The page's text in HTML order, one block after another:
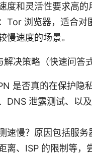
度和灵活性要求高的
Tor 浏览器，适合对
慢速度的场景。
决策略（快速问答式
是否真的在保护隐
DNS 泄露测试、以
速慢？原因包括服务
离、ISP 的限制等，